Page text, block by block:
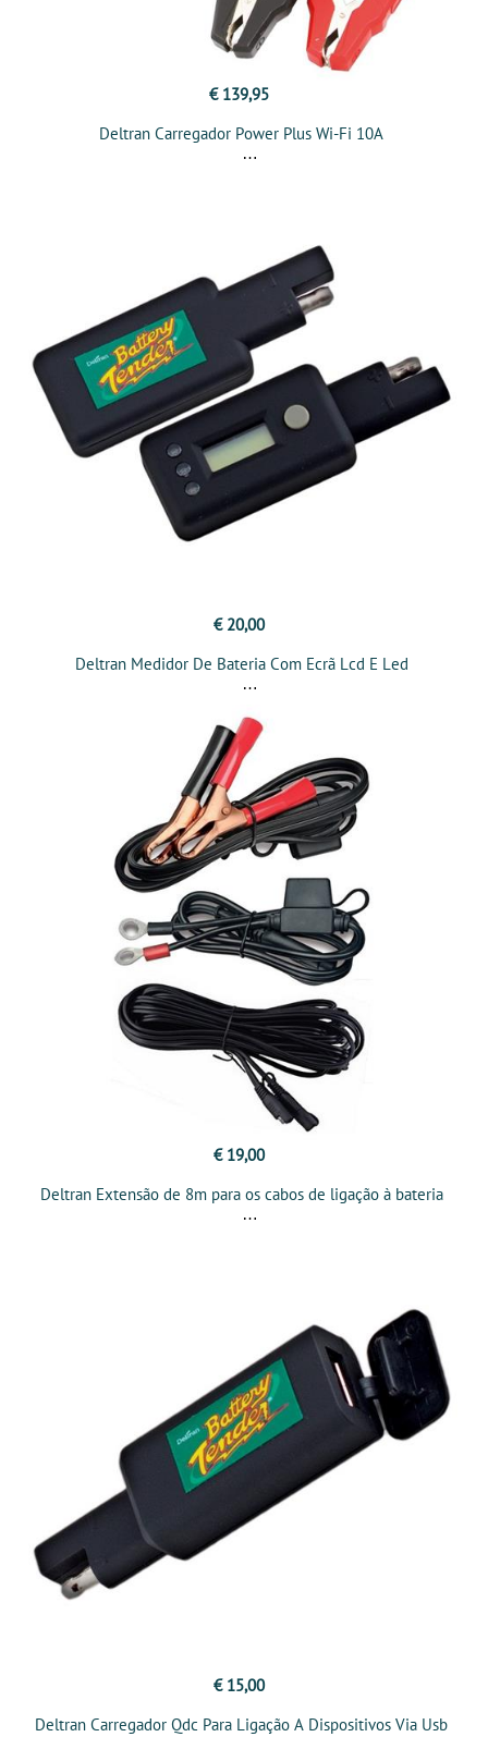
€ 139,95
Deltran Carregador Power Plus Wi-Fi 10A
€ 20,00
Deltran Medidor De Bateria Com Ecrã Lcd E Led
€ 19,00
Deltran Extensão de 8m para os cabos de ligação à bateria
€ 15,00
Deltran Carregador Qdc Para Ligação A Dispositivos Via Usb